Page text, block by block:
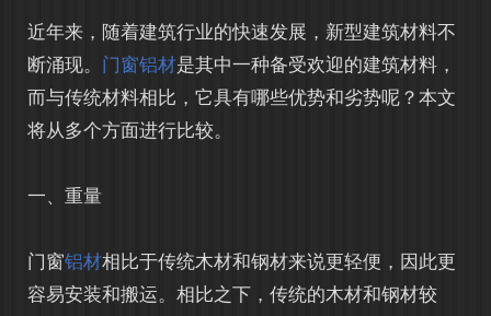
近年来，随着建筑行业的快速发展，新型建筑材料不
断涌现。 门窗铝材是其中一种备受欢迎的建筑材料，
而与传统材料相比，它具有哪些优势和劣势呢？本文
将从多个方面进行比较。
一、重量
门窗铝材相比于传统木材和钢材来说更轻便，因此更
容易安装和搬运。相比之下，传统的木材和钢材较